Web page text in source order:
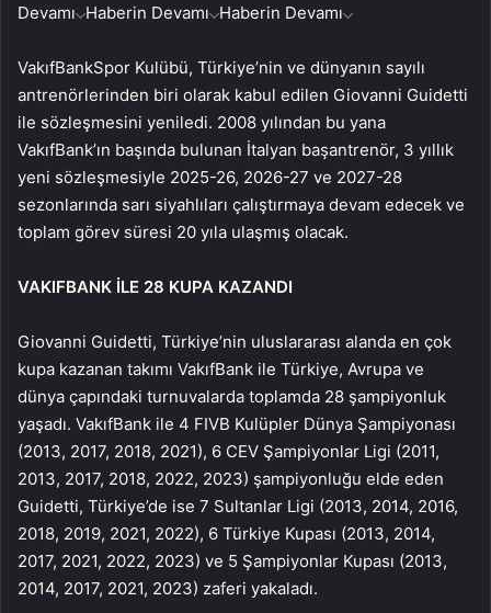
Devamı Haberin Devamı Haberin Devamı
VakıfBankSpor Kulübü, Türkiye’nin ve dünyanın sayılı
antrenörlerinden biri olarak kabul edilen Giovanni Guidetti
ile sözleşmesini yeniledi. 2008 yılından bu yana
VakıfBank’ın başında bulunan İtalyan başantrenör, 3 yıllık
yeni sözleşmesiyle 2025-26, 2026-27 ve 2027-28
sezonlarında sarı siyahlıları çalıştırmaya devam edecek ve
toplam görev süresi 20 yıla ulaşmış olacak.
VAKIFBANK İLE 28 KUPA KAZANDI
Giovanni Guidetti, Türkiye’nin uluslararası alanda en çok
kupa kazanan takımı VakıfBank ile Türkiye, Avrupa ve
dünya çapındaki turnuvalarda toplamda 28 şampiyonluk
yaşadı. VakıfBank ile 4 FIVB Kulüpler Dünya Şampiyonası
(2013, 2017, 2018, 2021), 6 CEV Şampiyonlar Ligi (2011,
2013, 2017, 2018, 2022, 2023) şampiyonluğu elde eden
Guidetti, Türkiye’de ise 7 Sultanlar Ligi (2013, 2014, 2016,
2018, 2019, 2021, 2022), 6 Türkiye Kupası (2013, 2014,
2017, 2021, 2022, 2023) ve 5 Şampiyonlar Kupası (2013,
2014, 2017, 2021, 2023) zaferi yakaladı.